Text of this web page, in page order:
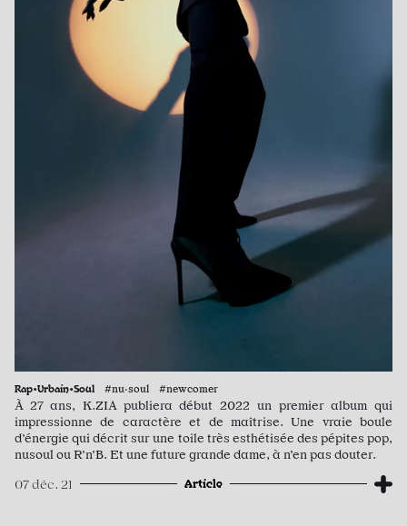
Rap•Urbain•Soul #nu·soul #newcomer
À 27 ans, K.ZIA publiera début 2022 un premier album qui
impressionne de caractère et de maîtrise. Une vraie boule
d’énergie qui décrit sur une toile très esthétisée des pépites pop,
nusoul ou R’n’B. Et une future grande dame, à n’en pas douter.
07 déc. 21 Article